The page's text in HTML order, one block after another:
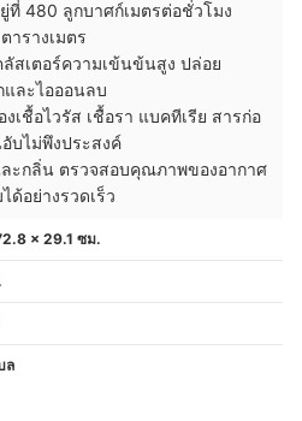
ที่ 480 ลูกบาศก์เมตรต่อชั่วโมง
ารางเมตร
สเตอร์ความเข้นข้นสูง ปล่อย
ละไอออนลบ
เชื้อไวรัส เชื้อรา แบคทีเรีย สารก่อ
บไม่พึงประสงค์
ะกลิ่น ตรวจสอบคุณภาพของอากาศ
ด้อย่างรวดเร็ว
x 29.1 ซม.
ล